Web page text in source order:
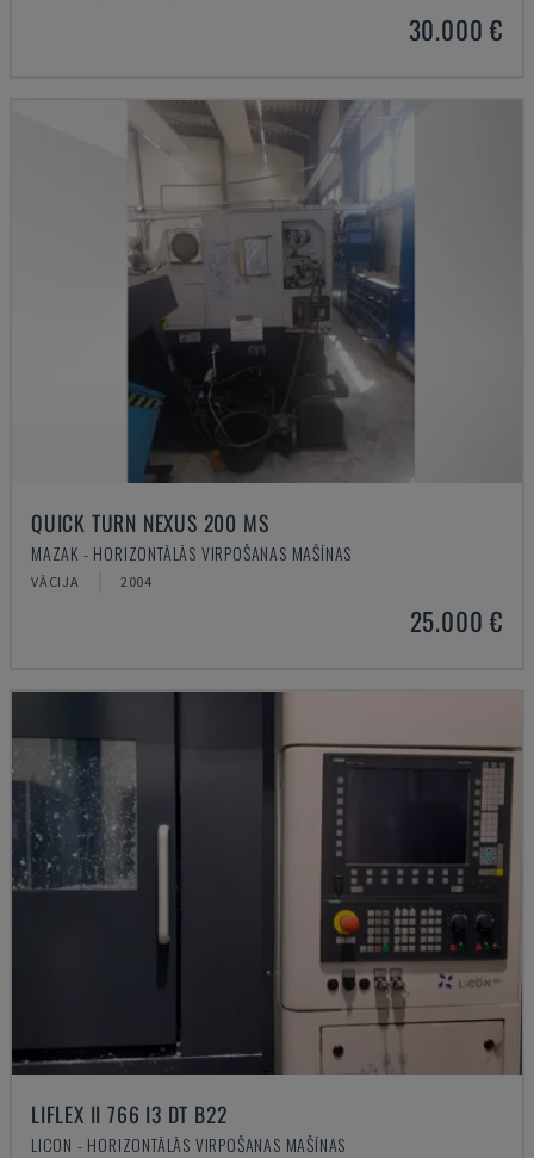
30.000 €
QUICK TURN NEXUS 200 MS
MAZAK - HORIZONTĀLĀS VIRPOŠANAS MAŠĪNAS
VĀCIJA 2004
25.000 €
LIFLEX II 766 I3 DT B22
LICON - HORIZONTĀLĀS VIRPOŠANAS MAŠĪNAS